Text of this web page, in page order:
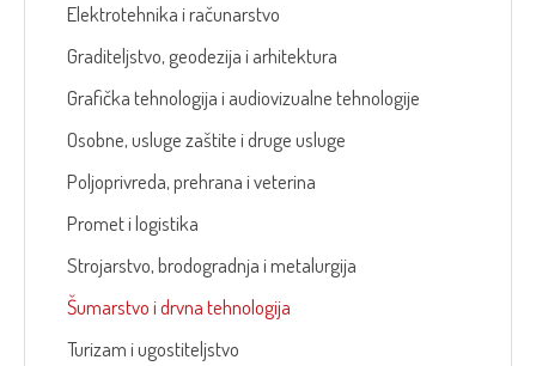
Elektrotehnika i računarstvo
Graditeljstvo, geodezija i arhitektura
Grafička tehnologija i audiovizualne tehnologije
Osobne, usluge zaštite i druge usluge
Poljoprivreda, prehrana i veterina
Promet i logistika
Strojarstvo, brodogradnja i metalurgija
Šumarstvo i drvna tehnologija
Turizam i ugostiteljstvo